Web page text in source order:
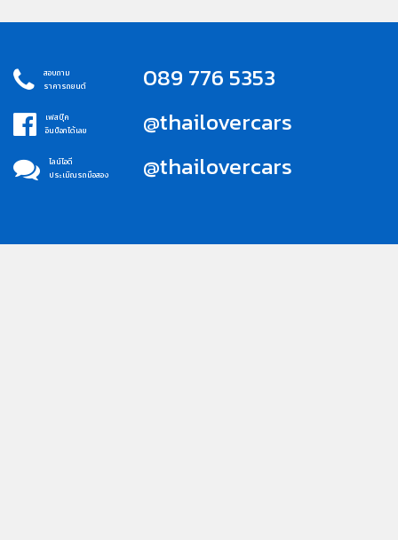
สอบถาม
ราคารถยนต์
089 776 5353
เฟสบุ๊ค
อินบ็อกได้เลย
@thailovercars
ไลน์ไอดี
ประเมิณรถมือสอง
@thailovercars